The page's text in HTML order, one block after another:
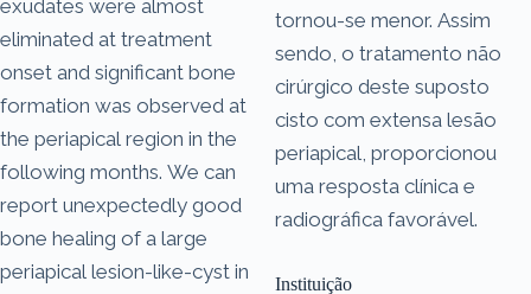
exudates were almost
eliminated at treatment
onset and significant bone
formation was observed at
the periapical region in the
following months. We can
report unexpectedly good
bone healing of a large
periapical lesion-like-cyst in
tornou-se menor. Assim
sendo, o tratamento não
cirúrgico deste suposto
cisto com extensa lesão
periapical, proporcionou
uma resposta clínica e
radiográfica favorável.
Instituição